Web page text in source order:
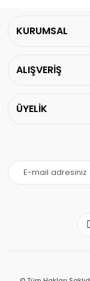
KURUMSAL
ALIŞVERİŞ
ÜYELİK